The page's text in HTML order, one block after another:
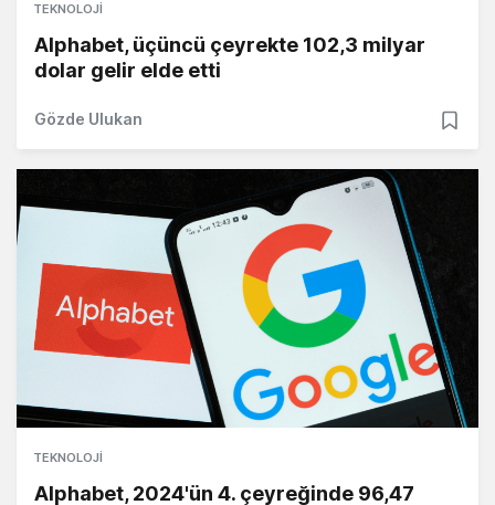
TEKNOLOJI
Alphabet, üçüncü çeyrekte 102,3 milyar
dolar gelir elde etti
Gözde Ulukan
TEKNOLOJI
Alphabet, 2024'ün 4. çeyreğinde 96,47